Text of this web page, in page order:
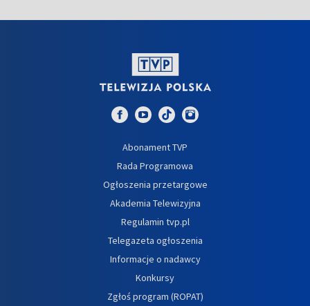
Abonament TVP
Rada Programowa
Ogłoszenia przetargowe
Akademia Telewizyjna
Regulamin tvp.pl
Telegazeta ogłoszenia
Informacje o nadawcy
Konkursy
Zgłoś program (ROPAT)